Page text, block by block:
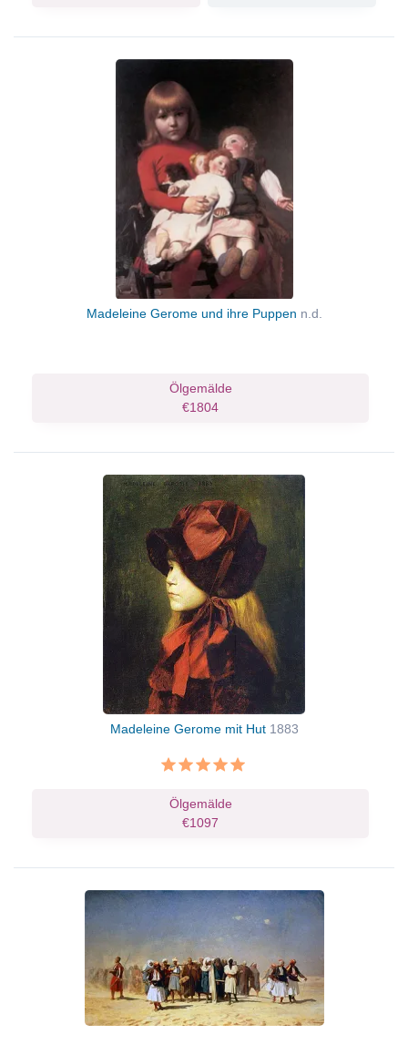
Madeleine Gerome und ihre Puppen n.d.
Ölgemälde
€1804
Madeleine Gerome mit Hut 1883
Ölgemälde
€1097